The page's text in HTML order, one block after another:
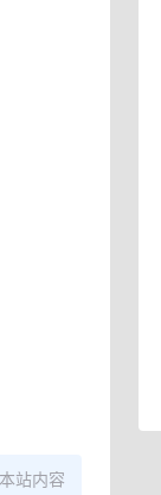
站内容